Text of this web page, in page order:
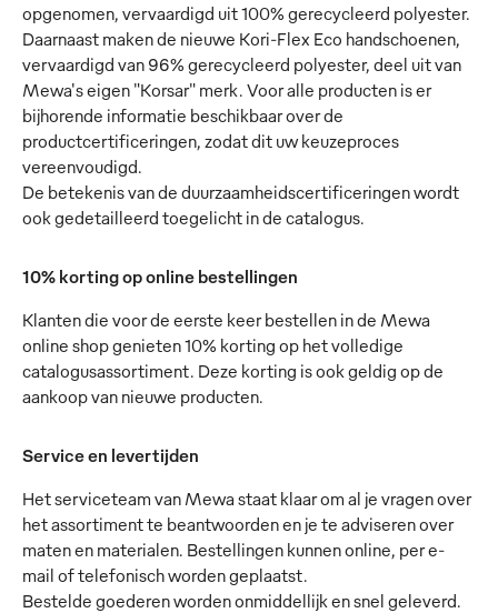
opgenomen, vervaardigd uit 100% gerecycleerd polyester.
Daarnaast maken de nieuwe Kori-Flex Eco handschoenen,
vervaardigd van 96% gerecycleerd polyester, deel uit van
Mewa's eigen "Korsar" merk. Voor alle producten is er
bijhorende informatie beschikbaar over de
productcertificeringen, zodat dit uw keuzeproces
vereenvoudigd.
De betekenis van de duurzaamheidscertificeringen wordt
ook gedetailleerd toegelicht in de catalogus.
10% korting op online bestellingen
Klanten die voor de eerste keer bestellen in de Mewa
online shop genieten 10% korting op het volledige
catalogusassortiment. Deze korting is ook geldig op de
aankoop van nieuwe producten.
Service en levertijden
Het serviceteam van Mewa staat klaar om al je vragen over
het assortiment te beantwoorden en je te adviseren over
maten en materialen. Bestellingen kunnen online, per e-
mail of telefonisch worden geplaatst.
Bestelde goederen worden onmiddellijk en snel geleverd.